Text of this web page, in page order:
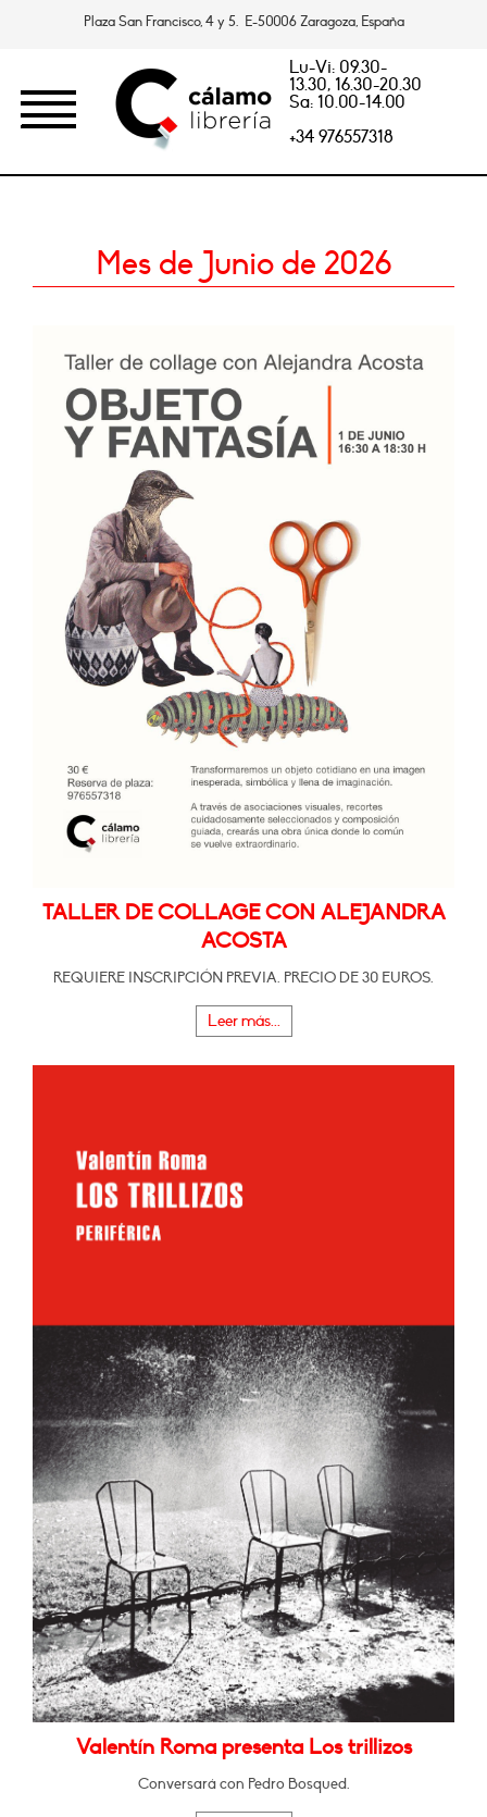
Plaza San Francisco, 4 y 5. E-50006 Zaragoza, España
Lu-Vi: 09.30-
13.30, 16.30-20.30
Sa: 10.00-14.00
+34 976557318
Mes de Junio de 2026
TALLER DE COLLAGE CON ALEJANDRA
ACOSTA
REQUIERE INSCRIPCIÓN PREVIA. PRECIO DE 30 EUROS.
Leer más...
Valentín Roma presenta Los trillizos
Conversará con Pedro Bosqued.